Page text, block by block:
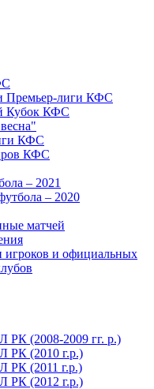
Премьер-лиги КФС
Кубок КФС
КФС
КФС
– 2021
– 2020
матчей
игроков и официальных
(2008-2009 гг. р.)
РК (2010 г.р.)
РК (2011 г.р.)
РК (2012 г.р.)